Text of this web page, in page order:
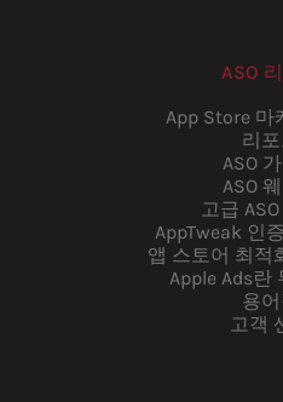
ASO
App Store 마
리포
ASO
ASO
고급
AppTweak 인
앱 스토어 최적
Apple Ads란
용
고객